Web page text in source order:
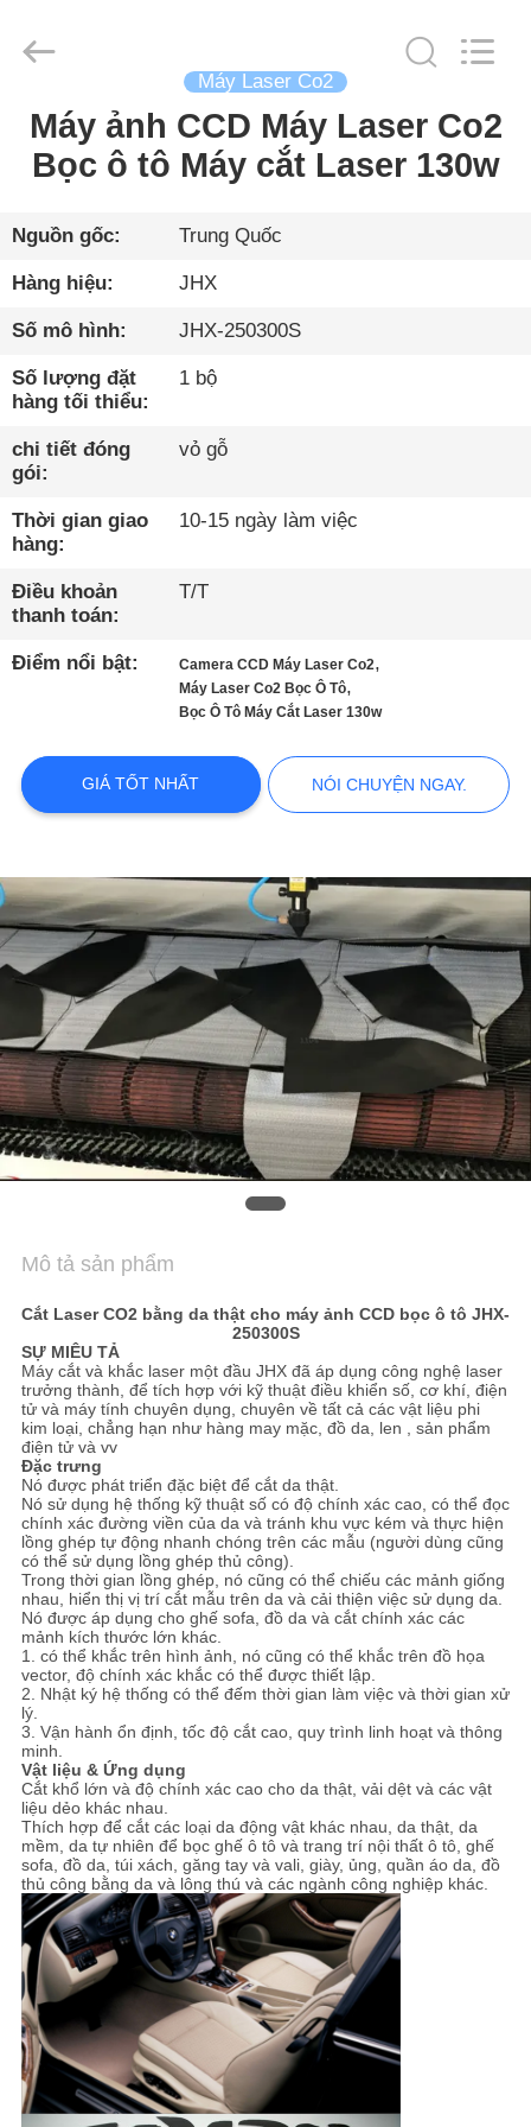
TRANG
CHỦ
CÁC
SẢN
PHẨM
VỀ
CHÚNG
TÔI
THAM
QUAN
NHÀ
MÁY
SOÁT
CHẤT
LIÊN
HỆ
VỚI
CHÚNG
TÔI
TIN
NÓI
CHUYỆN
NGAY.
COMPANY
NEWS
SITEMAP
PRIVACY
POLICY
Photoelectric
Co.,Ltd.
Máy Laser Co2
Máy ảnh CCD Máy Laser Co2
Bọc ô tô Máy cắt Laser 130w
Nguồn gốc: Trung Quốc
Hàng hiệu: JHX
Số mô hình: JHX-250300S
Số lượng đặt
hàng tối thiểu:
1 bộ
chi tiết đóng
gói:
vỏ gỗ
Thời gian giao
hàng:
10-15 ngày làm việc
Điều khoản
thanh toán:
T/T
Điểm nổi bật: Camera CCD Máy Laser Co2,
Máy Laser Co2 Bọc Ô Tô,
Bọc Ô Tô Máy Cắt Laser 130w
GIÁ TỐT NHẤT NÓI CHUYỆN NGAY.
Mô tả sản phẩm
Cắt Laser CO2 bằng da thật cho máy ảnh CCD bọc ô tô JHX-
250300S
SỰ MIÊU TẢ
Máy cắt và khắc laser một đầu JHX đã áp dụng công nghệ laser
trưởng thành, để tích hợp với kỹ thuật điều khiển số, cơ khí, điện
tử và máy tính chuyên dụng, chuyên về tất cả các vật liệu phi
kim loại, chẳng hạn như hàng may mặc, đồ da, len , sản phẩm
điện tử và vv
Đặc trưng
Nó được phát triển đặc biệt để cắt da thật.
Nó sử dụng hệ thống kỹ thuật số có độ chính xác cao, có thể đọc
chính xác đường viền của da và tránh khu vực kém và thực hiện
lồng ghép tự động nhanh chóng trên các mẫu (người dùng cũng
có thể sử dụng lồng ghép thủ công).
Trong thời gian lồng ghép, nó cũng có thể chiếu các mảnh giống
nhau, hiển thị vị trí cắt mẫu trên da và cải thiện việc sử dụng da.
Nó được áp dụng cho ghế sofa, đồ da và cắt chính xác các
mảnh kích thước lớn khác.
1. có thể khắc trên hình ảnh, nó cũng có thể khắc trên đồ họa
vector, độ chính xác khắc có thể được thiết lập.
2. Nhật ký hệ thống có thể đếm thời gian làm việc và thời gian xử
lý.
3. Vận hành ổn định, tốc độ cắt cao, quy trình linh hoạt và thông
minh.
Vật liệu & Ứng dụng
Cắt khổ lớn và độ chính xác cao cho da thật, vải dệt và các vật
liệu dẻo khác nhau.
Thích hợp để cắt các loại da động vật khác nhau, da thật, da
mềm, da tự nhiên để bọc ghế ô tô và trang trí nội thất ô tô, ghế
sofa, đồ da, túi xách, găng tay và vali, giày, ủng, quần áo da, đồ
thủ công bằng da và lông thú và các ngành công nghiệp khác.